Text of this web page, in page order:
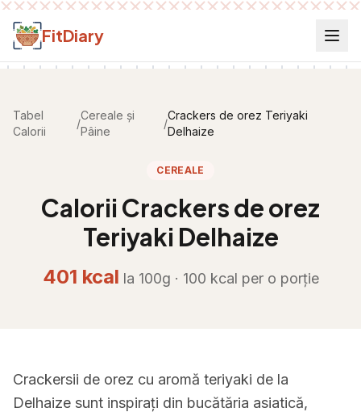
Salt la conținut
FitDiary
Tabel
Calorii
/
Cereale și
Pâine
/
Crackers de orez Teriyaki
Delhaize
CEREALE
Calorii Crackers de orez
Teriyaki Delhaize
401 kcal la 100g · 100 kcal per o porție
Crackersii de orez cu aromă teriyaki de la
Delhaize sunt inspirați din bucătăria asiatică,